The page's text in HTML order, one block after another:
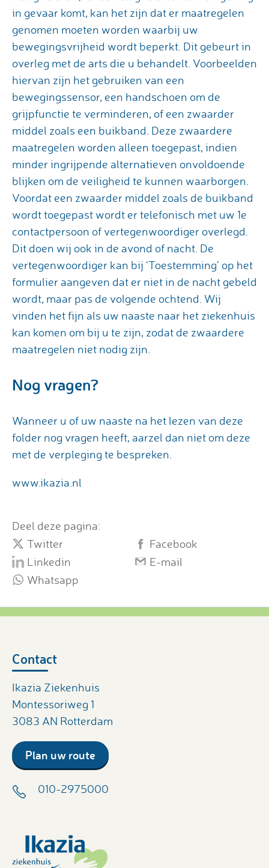
in gevaar komt, kan het zijn dat er maatregelen
genomen moeten worden waarbij uw
bewegingsvrijheid wordt beperkt. Dit gebeurt in
overleg met de arts die u behandelt. Voorbeelden
hiervan zijn het gebruiken van een
bewegingssensor, een handschoen om de
grijpfunctie te verminderen, of een zwaarder
middel zoals een buikband. Deze zwaardere
maatregelen worden alleen toegepast, indien
minder ingrijpende alternatieven onvoldoende
blijken om de veiligheid te kunnen waarborgen.
Voordat een zwaarder middel zoals de buikband
wordt toegepast wordt er telefonisch met uw 1e
contactpersoon of vertegenwoordiger overlegd.
Dit doen wij ook in de avond of nacht. De
vertegenwoordiger kan bij ‘Toestemming’ op het
formulier aangeven dat er niet in de nacht gebeld
wordt, maar pas de volgende ochtend. Wij
vinden het fijn als uw naaste naar het ziekenhuis
kan komen om bij u te zijn, zodat de zwaardere
maatregelen niet nodig zijn.
Nog vragen?
Wanneer u of uw naaste na het lezen van deze
folder nog vragen heeft, aarzel dan niet om deze
met de verpleging te bespreken.
www.ikazia.nl
Deel deze pagina:
Twitter
Facebook
Linkedin
E-mail
Whatsapp
Contact
Ikazia Ziekenhuis
Montessoriweg 1
3083 AN Rotterdam
Plan uw route
010-2975000